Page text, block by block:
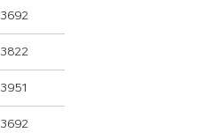
3692
3822
3951
3692